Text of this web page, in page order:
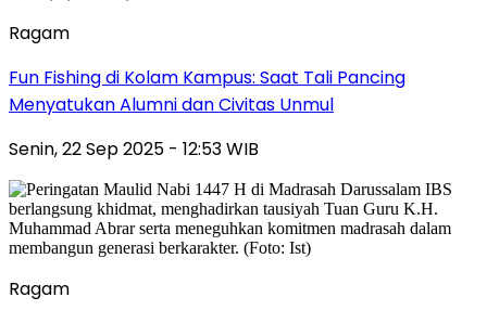
Ragam
Fun Fishing di Kolam Kampus: Saat Tali Pancing
Menyatukan Alumni dan Civitas Unmul
Senin, 22 Sep 2025 - 12:53 WIB
Ragam